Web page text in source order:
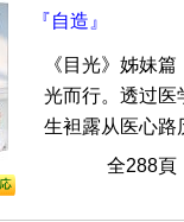
『自造』
《目光》姊妹
光而行。透过医
生袒露从医心路
全288